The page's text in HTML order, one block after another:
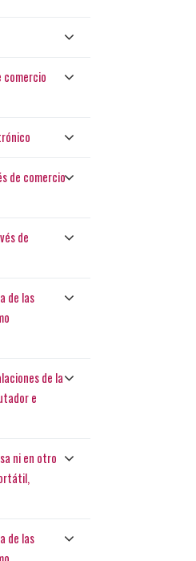
comercio
de comercio
de
de las
de la
e
ni en otro
de las